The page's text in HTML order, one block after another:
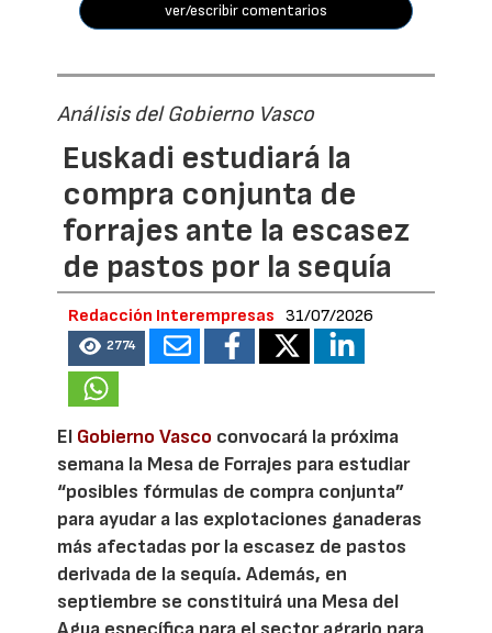
ver/escribir comentarios
Análisis del Gobierno Vasco
Euskadi estudiará la
compra conjunta de
forrajes ante la escasez
de pastos por la sequía
Redacción Interempresas 31/07/2026
2774
El Gobierno Vasco convocará la próxima
semana la Mesa de Forrajes para estudiar
“posibles fórmulas de compra conjunta”
para ayudar a las explotaciones ganaderas
más afectadas por la escasez de pastos
derivada de la sequía. Además, en
septiembre se constituirá una Mesa del